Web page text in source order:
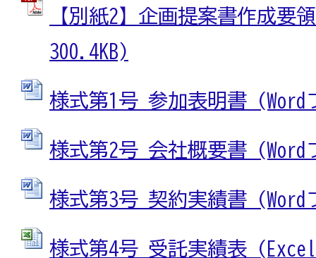
【別紙2】企画提案書作成要
300.4KB)
様式第1号 参加表明書
様式第2号 会社概要書
様式第3号 契約実績書
様式第4号 受託実績表